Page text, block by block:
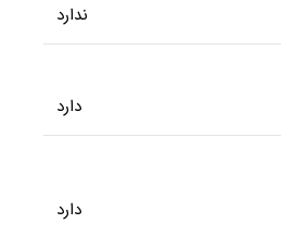
ندارد
دارد
دارد